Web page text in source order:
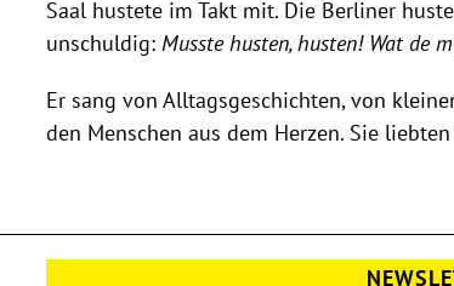
Saal hustete im Takt mit. Die Berliner
unschuldig:Musste husten, husten! Wat de
Er sang von Alltagsgeschichten, von
den Menschen aus dem Herzen. Sie